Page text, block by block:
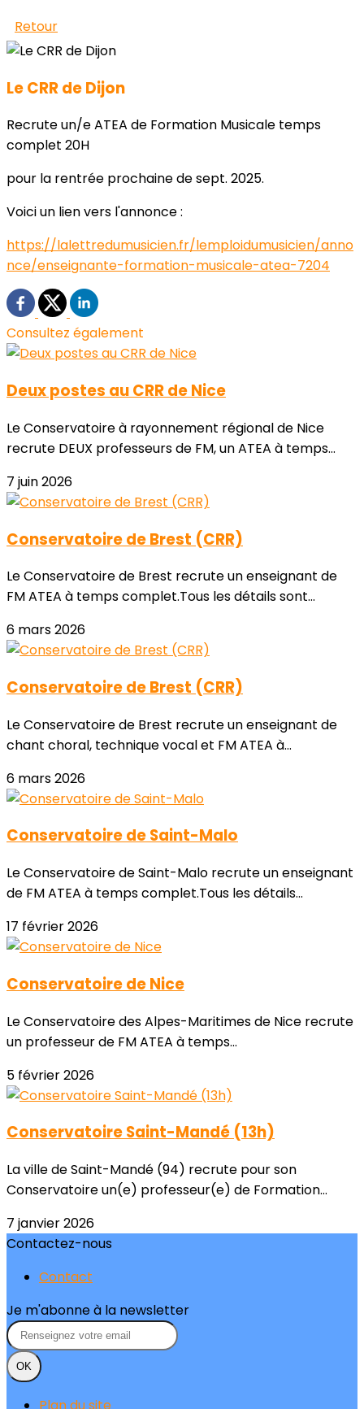
Retour
Le CRR de Dijon
Recrute un/e ATEA de Formation Musicale temps
complet 20H
pour la rentrée prochaine de sept. 2025.
Voici un lien vers l'annonce :
https://lalettredumusicien.fr/lemploidumusicien/anno
nce/enseignante-formation-musicale-atea-7204
Consultez également
Deux postes au CRR de Nice
Le Conservatoire à rayonnement régional de Nice
recrute DEUX professeurs de FM, un ATEA à temps...
7 juin 2026
Conservatoire de Brest (CRR)
Le Conservatoire de Brest recrute un enseignant de
FM ATEA à temps complet.Tous les détails sont...
6 mars 2026
Conservatoire de Brest (CRR)
Le Conservatoire de Brest recrute un enseignant de
chant choral, technique vocal et FM ATEA à...
6 mars 2026
Conservatoire de Saint-Malo
Le Conservatoire de Saint-Malo recrute un enseignant
de FM ATEA à temps complet.Tous les détails...
17 février 2026
Conservatoire de Nice
Le Conservatoire des Alpes-Maritimes de Nice recrute
un professeur de FM ATEA à temps...
5 février 2026
Conservatoire Saint-Mandé (13h)
La ville de Saint-Mandé (94) recrute pour son
Conservatoire un(e) professeur(e) de Formation...
7 janvier 2026
Contactez-nous
Contact
Je m'abonne à la newsletter
OK